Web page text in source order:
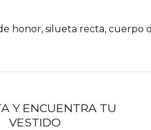
honor, silueta recta, cuerpo
Y ENCUENTRA TU
VESTIDO